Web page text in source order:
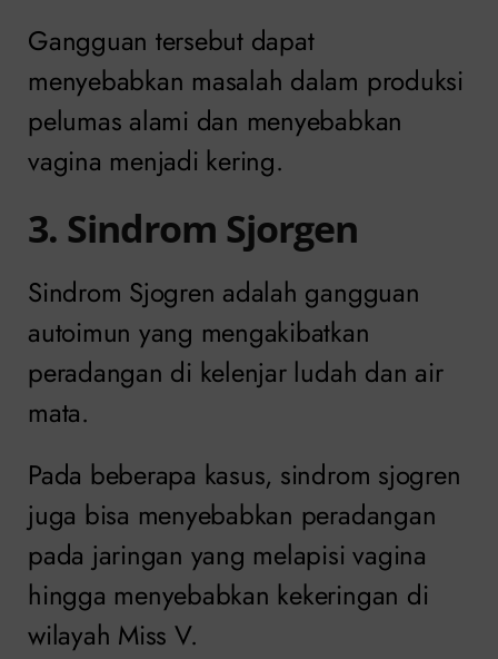
Gangguan tersebut dapat
menyebabkan masalah dalam produksi
pelumas alami dan menyebabkan
vagina menjadi kering.
3. Sindrom Sjorgen
Sindrom Sjogren adalah gangguan
autoimun yang mengakibatkan
peradangan di kelenjar ludah dan air
mata.
Pada beberapa kasus, sindrom sjogren
juga bisa menyebabkan peradangan
pada jaringan yang melapisi vagina
hingga menyebabkan kekeringan di
wilayah Miss V.